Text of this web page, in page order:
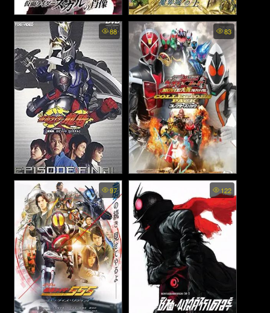
Fuuto Tantei: Kamen Rider
Skull no Shouzou - ยอด
นักสืบแห่งฟูโตะ ภาพสลักแห่
งมาสค์ไรเดอร์สกัล (2024)
Kamen Rider Kiva: King of
the Castle in the Demon
World - มาสค์ไรเดอร์คิบะ:
ราชันย์แห่งปราสาทโลกมาร
(2008)
88
Kamen Rider Ryuki: Episode
Final - มาสค์ไรเดอร์ริวคิ:
เอพพิโซด ไฟนอล (2002)
83
Kamen Rider × Kamen Rider
Wizard & Fourze: Movie War
Ultimatum - มาสค์ไรเดอร์ ×
มาสค์ไรเดอร์ วิซาร์ด & โฟร์
เซ: มูฟวี่ ไทเซน อัลติเมตัม
(2012)
97 122